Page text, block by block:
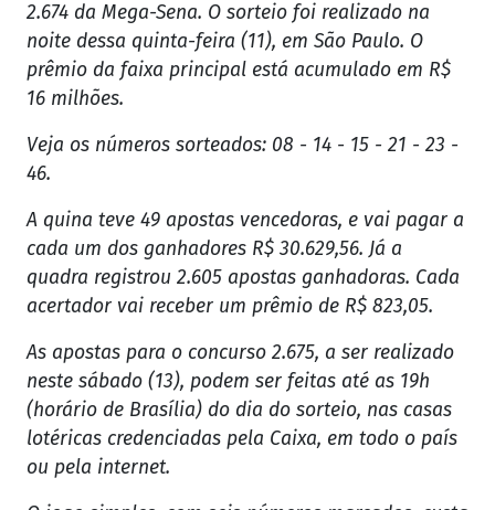
2.674 da Mega-Sena. O sorteio foi realizado na
noite dessa quinta-feira (11), em São Paulo. O
prêmio da faixa principal está acumulado em R$
16 milhões.
Veja os números sorteados: 08 - 14 - 15 - 21 - 23 -
46.
A quina teve 49 apostas vencedoras, e vai pagar a
cada um dos ganhadores R$ 30.629,56. Já a
quadra registrou 2.605 apostas ganhadoras. Cada
acertador vai receber um prêmio de R$ 823,05.
As apostas para o concurso 2.675, a ser realizado
neste sábado (13), podem ser feitas até as 19h
(horário de Brasília) do dia do sorteio, nas casas
lotéricas credenciadas pela Caixa, em todo o país
ou pela internet.